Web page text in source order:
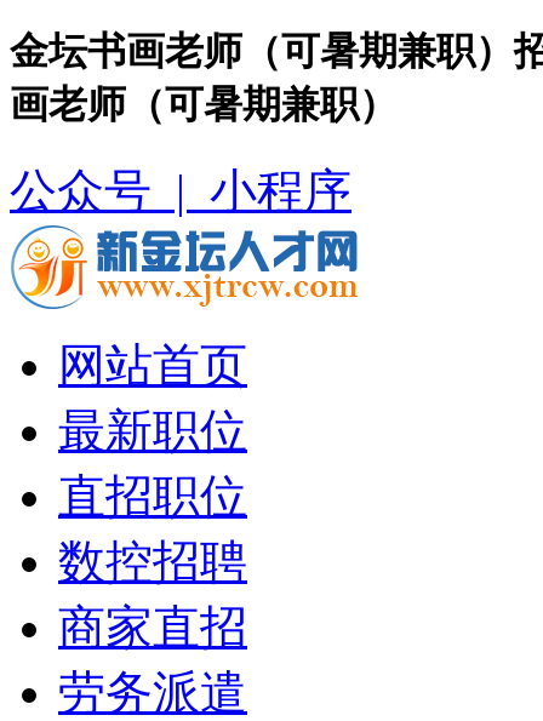
金坛书画老师（可暑期兼职）
画老师（可暑期兼职）
公众号 | 小程序
网站首页
最新职位
直招职位
数控招聘
商家直招
劳务派遣